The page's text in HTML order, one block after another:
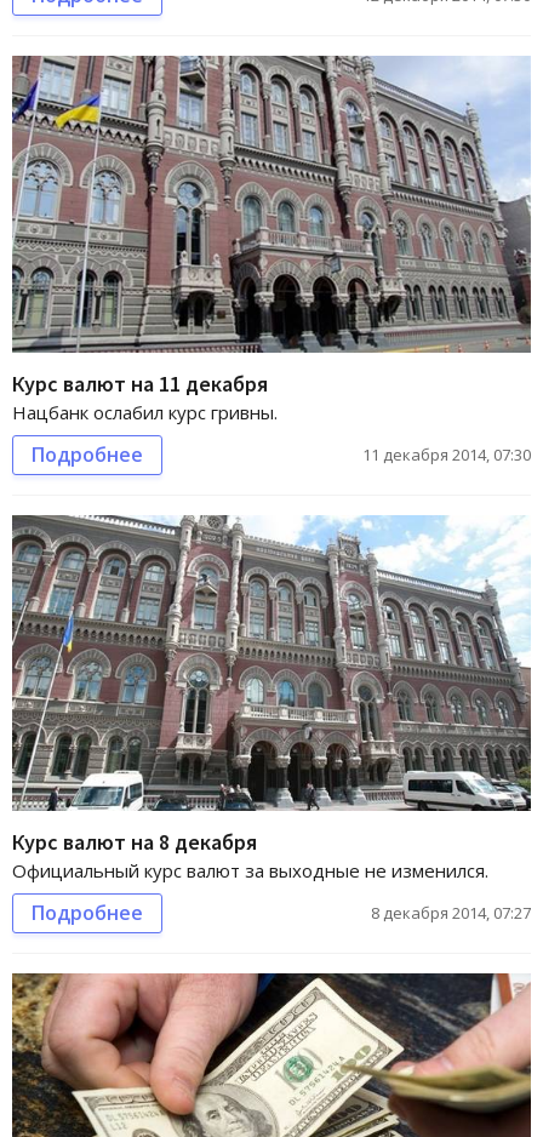
Курс валют на 11 декабря
Нацбанк ослабил курс гривны.
Подробнее 11 декабря 2014, 07:30
Курс валют на 8 декабря
Официальный курс валют за выходные не изменился.
Подробнее 8 декабря 2014, 07:27